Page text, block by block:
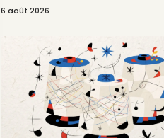
6 août 2026